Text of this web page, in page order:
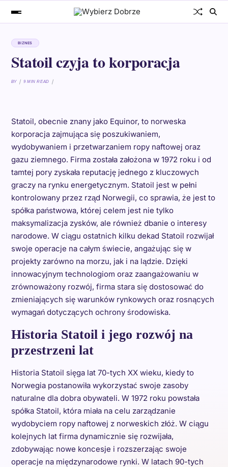
BIZNES
Statoil czyja to korporacja
BY 9 MIN READ
Statoil, obecnie znany jako Equinor, to norweska
korporacja zajmująca się poszukiwaniem,
wydobywaniem i przetwarzaniem ropy naftowej oraz
gazu ziemnego. Firma została założona w 1972 roku i od
tamtej pory zyskała reputację jednego z kluczowych
graczy na rynku energetycznym. Statoil jest w pełni
kontrolowany przez rząd Norwegii, co sprawia, że jest to
spółka państwowa, której celem jest nie tylko
maksymalizacja zysków, ale również dbanie o interesy
narodowe. W ciągu ostatnich kilku dekad Statoil rozwijał
swoje operacje na całym świecie, angażując się w
projekty zarówno na morzu, jak i na lądzie. Dzięki
innowacyjnym technologiom oraz zaangażowaniu w
zrównoważony rozwój, firma stara się dostosować do
zmieniających się warunków rynkowych oraz rosnących
wymagań dotyczących ochrony środowiska.
Historia Statoil i jego rozwój na
przestrzeni lat
Historia Statoil sięga lat 70-tych XX wieku, kiedy to
Norwegia postanowiła wykorzystać swoje zasoby
naturalne dla dobra obywateli. W 1972 roku powstała
spółka Statoil, która miała na celu zarządzanie
wydobyciem ropy naftowej z norweskich złóż. W ciągu
kolejnych lat firma dynamicznie się rozwijała,
zdobywając nowe koncesje i rozszerzając swoje
operacje na międzynarodowe rynki. W latach 90-tych